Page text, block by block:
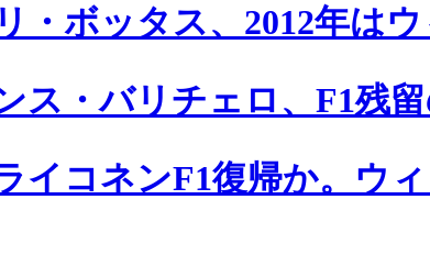
・ボッタス、2012年は
ス・バリチェロ、F1残
イコネンF1復帰か。ウ